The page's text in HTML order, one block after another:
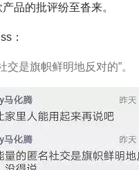
品的批评纷至沓来。
：
交是旗帜鲜明地反对的”。